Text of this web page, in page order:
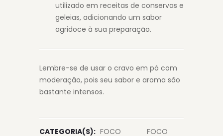
utilizado em receitas de conservas e
geleias, adicionando um sabor
agridoce à sua preparação.
Lembre-se de usar o cravo em pó com
moderação, pois seu sabor e aroma são
bastante intensos.
CATEGORIA(S): FOCO
FOCO